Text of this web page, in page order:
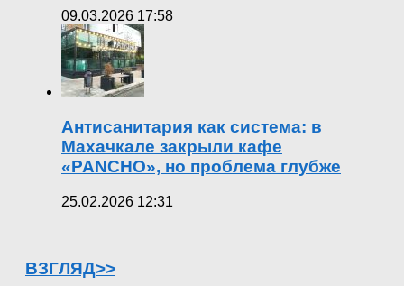
09.03.2026 17:58
Антисанитария как система: в
Махачкале закрыли кафе
«PANCHO», но проблема глубже
25.02.2026 12:31
ВЗГЛЯД>>